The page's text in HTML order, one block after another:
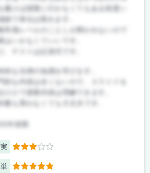
書けば授業に行かなくてもある程度い
績で単位は取れます。
常識レベルのことしか聞かれないので
的な法律の知識を学びます。
だけで授業内容は理解できます。
書も買わなくても大丈夫です。
3
5